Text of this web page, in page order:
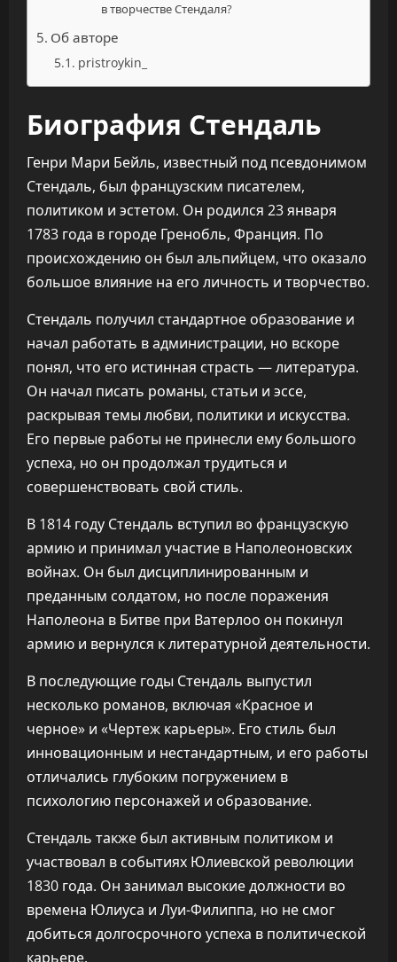
в творчестве Стендаля?
Об авторе
pristroykin_
Биография Стендаль
Генри Мари Бейль, известный под псевдонимом
Стендаль, был французским писателем,
политиком и эстетом. Он родился 23 января
1783 года в городе Гренобль, Франция. По
происхождению он был альпийцем, что оказало
большое влияние на его личность и творчество.
Стендаль получил стандартное образование и
начал работать в администрации, но вскоре
понял, что его истинная страсть — литература.
Он начал писать романы, статьи и эссе,
раскрывая темы любви, политики и искусства.
Его первые работы не принесли ему большого
успеха, но он продолжал трудиться и
совершенствовать свой стиль.
В 1814 году Стендаль вступил во французскую
армию и принимал участие в Наполеоновских
войнах. Он был дисциплинированным и
преданным солдатом, но после поражения
Наполеона в Битве при Ватерлоо он покинул
армию и вернулся к литературной деятельности.
В последующие годы Стендаль выпустил
несколько романов, включая «Красное и
черное» и «Чертеж карьеры». Его стиль был
инновационным и нестандартным, и его работы
отличались глубоким погружением в
психологию персонажей и образование.
Стендаль также был активным политиком и
участвовал в событиях Юлиевской революции
1830 года. Он занимал высокие должности во
времена Юлиуса и Луи-Филиппа, но не смог
добиться долгосрочного успеха в политической
карьере.